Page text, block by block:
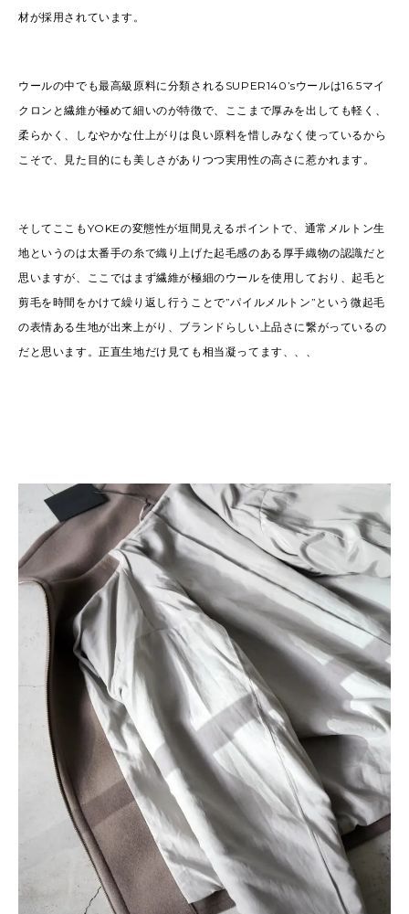
材が採用されています。
ウールの中でも最高級原料に分類されるSUPER140’sウールは16.5マイ
クロンと繊維が極めて細いのが特徴で、ここまで厚みを出しても軽く、
柔らかく、しなやかな仕上がりは良い原料を惜しみなく使っているから
こそで、見た目的にも美しさがありつつ実用性の高さに惹かれます。
そしてここもYOKEの変態性が垣間見えるポイントで、通常メルトン生
地というのは太番手の糸で織り上げた起毛感のある厚手織物の認識だと
思いますが、ここではまず繊維が極細のウールを使用しており、起毛と
剪毛を時間をかけて繰り返し行うことで”パイルメルトン”という微起毛
の表情ある生地が出来上がり、ブランドらしい上品さに繋がっているの
だと思います。正直生地だけ見ても相当凝ってます、、、